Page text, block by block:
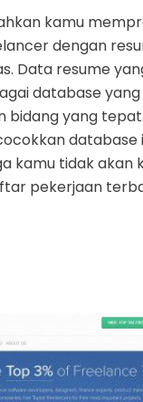
kamu
dengan
Data resume
database
bidang yang
database
kamu tidak akan
pekerjaan